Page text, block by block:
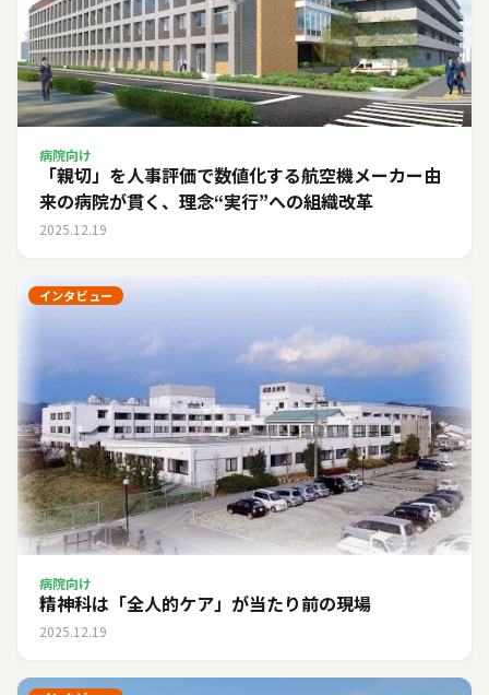
病院向け
「親切」を人事評価で数値化する――航空機メーカー由
来の病院が貫く、理念“実行”への組織改革
2025.12.19
インタビュー
病院向け
精神科は「全人的ケア」が当たり前の現場
2025.12.19